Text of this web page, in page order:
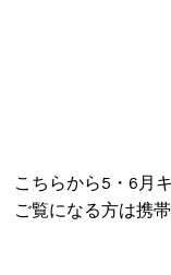
STAFF
こちらから5・6月
ご覧になる方は携